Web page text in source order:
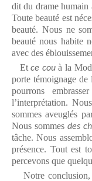
dit du drame humain
Toute beauté est
beauté. Nous ne
beauté nous habite
avec des
Etce couà la
porte témoignage de
pourrons
l’interprétation.
sommes aveuglés
Nous sommes des
tâche. Nous
présence. Tout est
percevons que
Notre conclusion,